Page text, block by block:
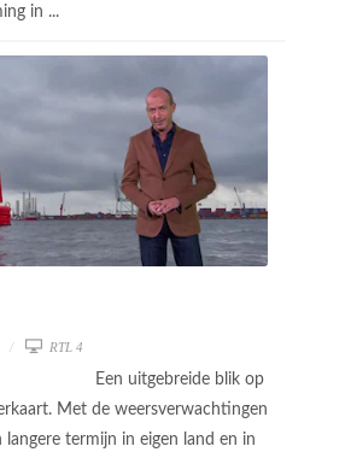
in ...
RTL 4
Een uitgebreide blik op
Met de weersverwachtingen
termijn in eigen land en in